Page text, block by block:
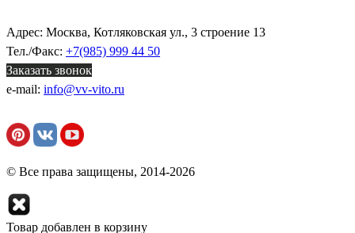
Адрес: Москва, Котляковская ул., 3 строение 13
Тел./Факс: +7(985) 999 44 50
Заказать звонок
e-mail: info@vv-vito.ru
© Все права защищены, 2014-2026
Товар добавлен в корзину